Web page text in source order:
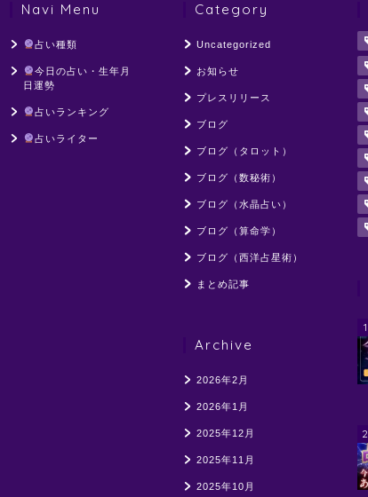
Navi Menu
占い種類
今日の占い・生年月
日運勢
占いランキング
占いライター
Category
Uncategorized
お知らせ
プレスリリース
ブログ
ブログ（タロット）
ブログ（数秘術）
ブログ（水晶占い）
ブログ（算命学）
ブログ（西洋占星術）
まとめ記事
Archive
2026年2月
2026年1月
2025年12月
2025年11月
2025年10月
1
2